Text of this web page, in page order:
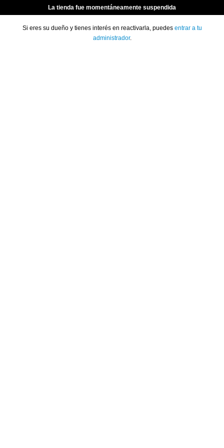
La tienda fue momentáneamente suspendida
Si eres su dueño y tienes interés en reactivarla, puedes entrar a tu
administrador.